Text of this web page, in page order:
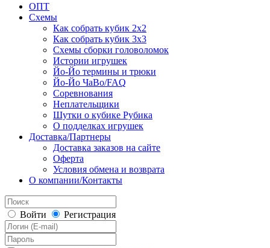
ОПТ
Схемы
Как собрать кубик 2х2
Как собрать кубик 3х3
Схемы сборки головоломок
Истории игрушек
Йо-Йо термины и трюки
Йо-Йо ЧаВо/FAQ
Соревнования
Неплательщики
Шутки о кубике Рубика
О подделках игрушек
Доставка/Партнеры
Доставка заказов на сайте
Оферта
Условия обмена и возврата
О компании/Контакты
Войти Регистрация